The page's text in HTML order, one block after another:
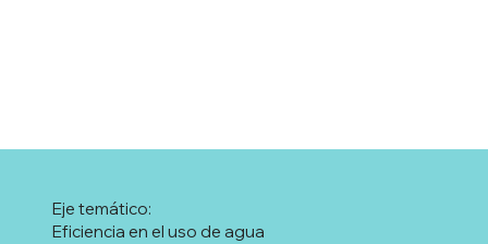
Eficiencia en el uso de agua
Eje temático: